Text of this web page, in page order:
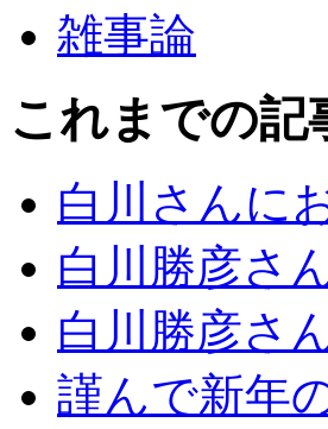
雑事論
これまでの記
白川さんに
白川勝彦さ
白川勝彦さ
謹んで新年